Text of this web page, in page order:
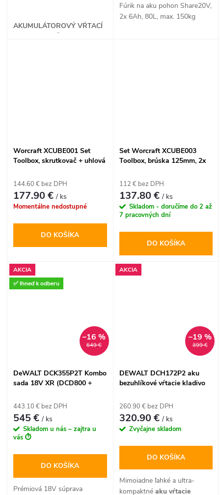
AKUMULÁTOROVÝ VŔTACÍ
Fúrik na aku pohon Share20V,
2x 6Ah, 80L, max. 150kg
Worcraft XCUBE001 Set
Toolbox, skrutkovač + uhlová
akumulátor, 1x nabíjačka
144.60 € bez DPH
177.90 €/ ks
Momentálne nedostupné
DO KOŠÍKA
Set Worcraft XCUBE003
Toolbox, brúska 125mm, 2x
nabíjačka, uhlová
112 € bez DPH
137.80 €/ ks
Skladom - doručíme do 2 až
7 pracovných dní
DO KOŠÍKA
AKCIA
✅ Ihneď k odberu
649 €
–16 %
DeWALT DCK355P2T Kombo
sada 18V XR (DCD800 +
5,0Ah batéria, kufor Tstak VI
443.10 € bez DPH
545 €/ ks
Skladom u nás – zajtra u
vás ⏱️
DO KOŠÍKA
Prémiová 18V súprava
AKCIA
399 €
–19 %
DEWALT DCH172P2 aku
bezuhlíkové vŕtacie kladivo
TSTAK)
260.90 € bez DPH
320.90 €/ ks
Zvyčajne skladom
DO KOŠÍKA
Mimoiadne ľahké a ultra-
kompaktné aku vŕtacie